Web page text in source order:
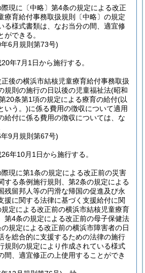
現に〔中略〕第4条の規定による改正
療育給付事務取扱規則〔中略〕の規定
る様式書類は、なお当分の間、適宜修
できる。
6月規則第73号)
年7月1日から施行する。
後の横浜市結核児童療育給付事務取扱
規則の施行の日以後の児童福祉法(昭和
20条第1項の規定による療育の給付(以
いう。)に係る費用の徴収について適用
給付に係る費用の徴収については、な
9月規則第67号)
年10月1日から施行する。
現に第1条の規定による改正前の災害
する条例施行規則、第2条の規定による
残留邦人等の円滑な帰国の促進及び永
援に関する法律に基づく支援給付に関
定による改正前の横浜市結核児童療育
第4条の規定による改正前の母子保健法
規定による改正前の横浜市障害者の日
を総合的に支援するための法律の施行
規則の規定により作成されている様式
間、適宜修正の上使用することができ